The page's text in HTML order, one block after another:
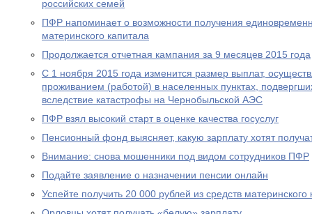
российских семей
ПФР напоминает о возможности получения
материнского капитала
Продолжается отчетная кампания за 9 месяцев 2015 года
С 1 ноября 2015 года изменится размер выплат,
проживанием (работой) в населенных пунктах,
вследствие катастрофы на Чернобыльской АЭС
ПФР взял высокий старт в оценке качества госуслуг
Пенсионный фонд выясняет, какую зарплату хотят
Внимание: снова мошенники под видом сотрудников ПФР
Подайте заявление о назначении пенсии онлайн
Успейте получить 20 000 рублей из средств материнского